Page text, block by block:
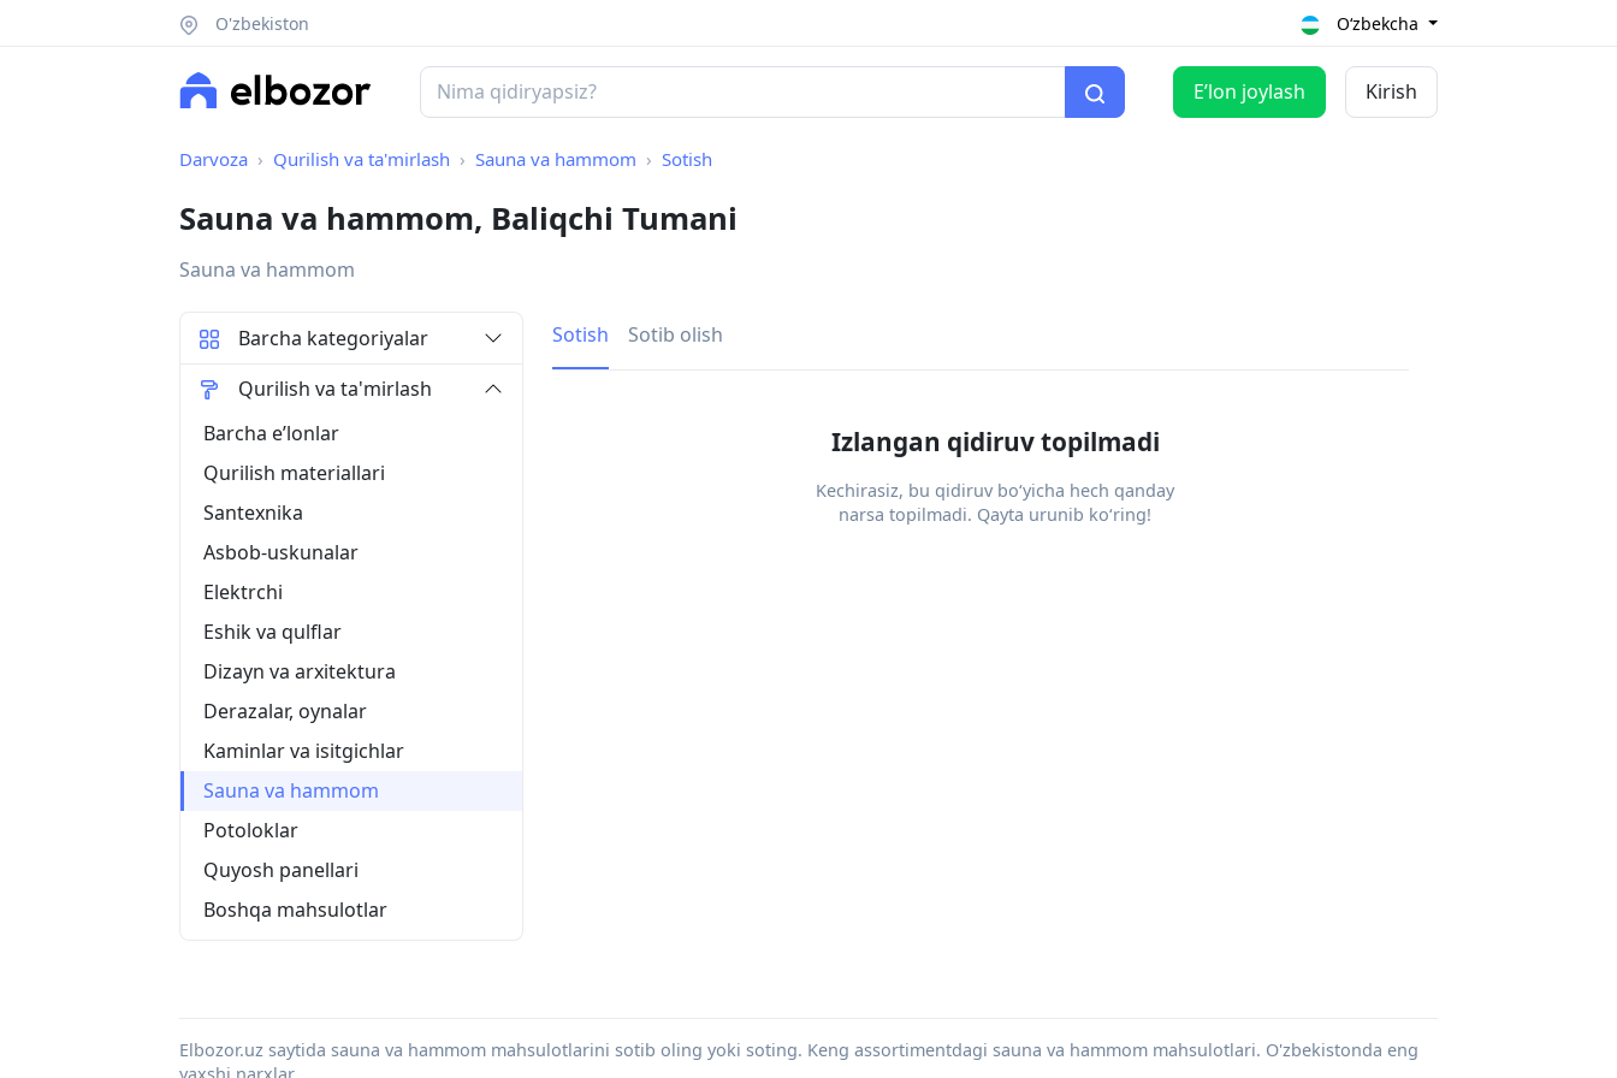
O'zbekiston O‘zbekcha
Eʼlon joylash Kirish
Darvoza Qurilish va ta'mirlash Sauna va hammom Sotish
Sauna va hammom, Baliqchi Tumani
Sauna va hammom
Sotish Sotib olish
Izlangan qidiruv topilmadi
Kechirasiz, bu qidiruv bo‘yicha hech qanday
narsa topilmadi. Qayta urunib ko‘ring!
Barcha kategoriyalar
Qurilish va ta'mirlash
Barcha eʼlonlar
Qurilish materiallari
Santexnika
Asbob-uskunalar
Elektrchi
Eshik va qulflar
Dizayn va arxitektura
Derazalar, oynalar
Kaminlar va isitgichlar
Sauna va hammom
Potoloklar
Quyosh panellari
Boshqa mahsulotlar
Elbozor.uz saytida sauna va hammom mahsulotlarini sotib oling yoki soting. Keng assortimentdagi sauna va hammom mahsulotlari. O'zbekistonda eng